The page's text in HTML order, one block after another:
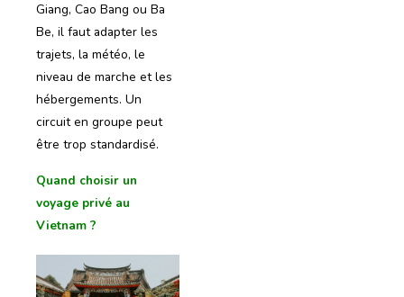
Giang, Cao Bang ou Ba
Be, il faut adapter les
trajets, la météo, le
niveau de marche et les
hébergements. Un
circuit en groupe peut
être trop standardisé.
Quand choisir un
voyage privé au
Vietnam ?